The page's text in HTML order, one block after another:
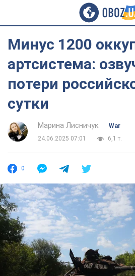
Минус 1200
артсистема:
потери
сутки
Марина Лисничук
War
24.06.2025 07:01
6,1 т.
0